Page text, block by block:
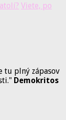
Viete, po
tu plný zápasov
Demokritos